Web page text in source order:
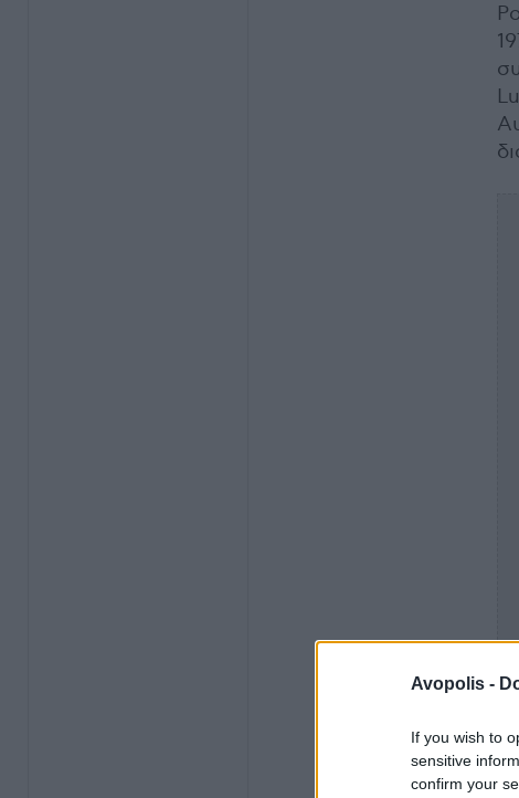
Avopolis -
If you wish to
sensitive
confirm your